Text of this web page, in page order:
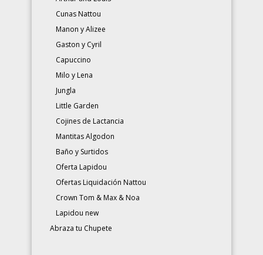
Cunas Nattou
Manon y Alizee
Gaston y Cyril
Capuccino
Milo y Lena
Jungla
Little Garden
Cojines de Lactancia
Mantitas Algodon
Baño y Surtidos
Oferta Lapidou
Ofertas Liquidación Nattou
Crown Tom & Max & Noa
Lapidou new
Abraza tu Chupete